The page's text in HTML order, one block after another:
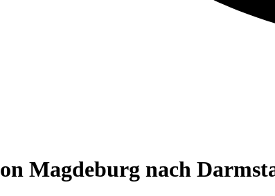
Magdeburg nach